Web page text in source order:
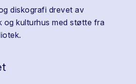
diskografi drevet av
og kulturhus med støtte fra